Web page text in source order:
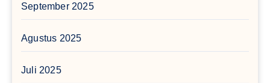
September 2025
Agustus 2025
Juli 2025